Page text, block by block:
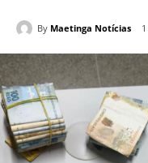
By Maetinga Notícias